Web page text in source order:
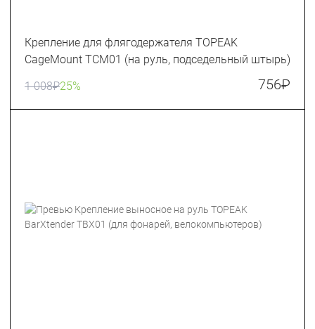
Крепление для флягодержателя TOPEAK
CageMount TCM01 (на руль, подседельный штырь)
1 008₽25% 756₽